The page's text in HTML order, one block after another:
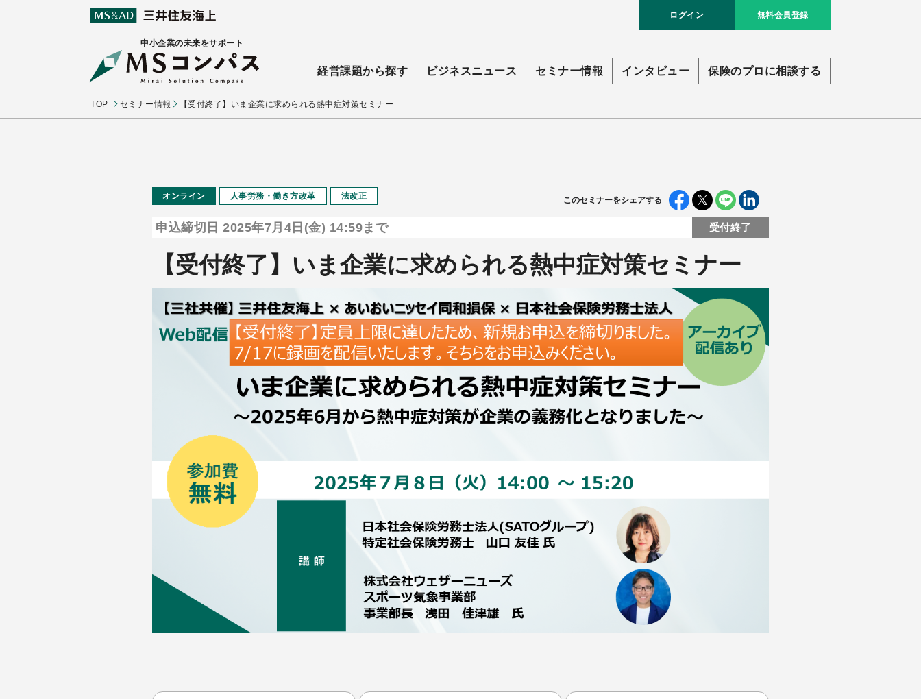
ログイン 無料会員登録
中小企業の未来をサポート
経営課題から探す ビジネスニュース セミナー情報 インタビュー 保険のプロに相談する
TOP セミナー情報 【受付終了】いま企業に求められる熱中症対策セミナー
オンライン 人事労務・働き方改革 法改正 このセミナーをシェアする
申込締切日 2025年7月4日(金) 14:59まで 受付終了
【受付終了】いま企業に求められる熱中症対策セミナー